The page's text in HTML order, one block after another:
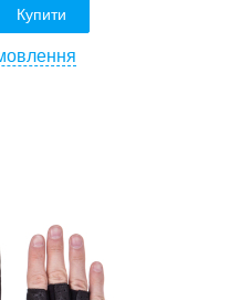
Купити